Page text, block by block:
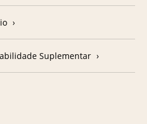
Suplementar